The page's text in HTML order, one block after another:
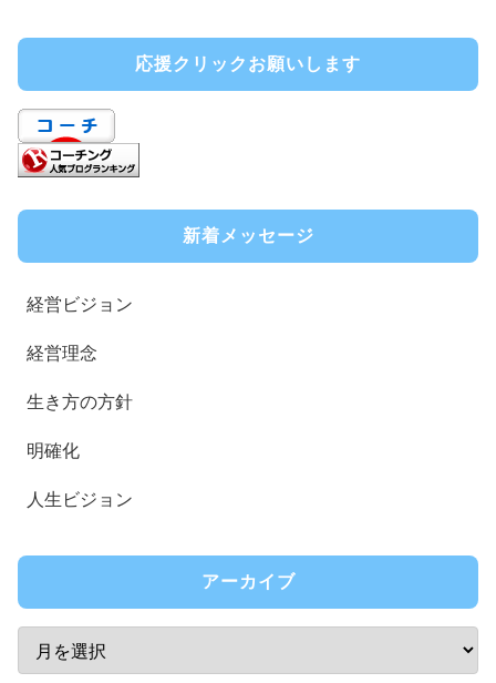
応援クリックお願いします
新着メッセージ
経営ビジョン
経営理念
生き方の方針
明確化
人生ビジョン
アーカイブ